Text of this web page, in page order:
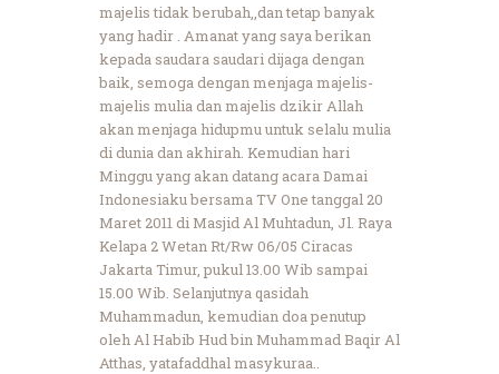
majelis tidak berubah,,dan tetap banyak
yang hadir . Amanat yang saya berikan
kepada saudara saudari dijaga dengan
baik, semoga dengan menjaga majelis-
majelis mulia dan majelis dzikir Allah
akan menjaga hidupmu untuk selalu mulia
di dunia dan akhirah. Kemudian hari
Minggu yang akan datang acara Damai
Indonesiaku bersama TV One tanggal 20
Maret 2011 di Masjid Al Muhtadun, Jl. Raya
Kelapa 2 Wetan Rt/Rw 06/05 Ciracas
Jakarta Timur, pukul 13.00 Wib sampai
15.00 Wib. Selanjutnya qasidah
Muhammadun, kemudian doa penutup
oleh Al Habib Hud bin Muhammad Baqir Al
Atthas, yatafaddhal masykuraa..